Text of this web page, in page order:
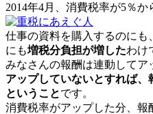
更
新
日
時
:
2014年4月、消費税率が5％か
仕事の資料を購入するのに
にも増税分負担が増したわけ
みなさんの報酬は連動してア
アップしていないとすれば
ということです。
消費税率がアップした分、